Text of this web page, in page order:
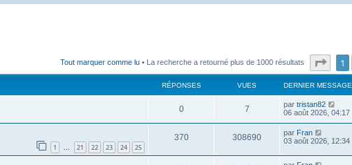
Tout marquer comme lu • La recherche a retourné plus de 1000 résultats Page1
RÉPONSES VUES DERNIER MESSAGE
0 7 par tristan82
06 août 2026, 04:17
1 … 21 22 23 24 25
370 308690 par Fran
03 août 2026, 12:34